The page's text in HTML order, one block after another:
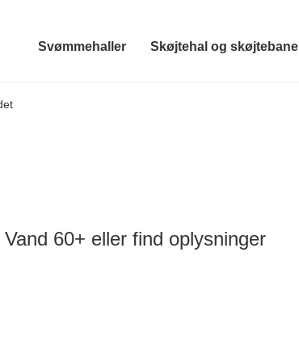
Svømmehaller Skøjtehal og skøjtebane
60+ eller find oplysninger